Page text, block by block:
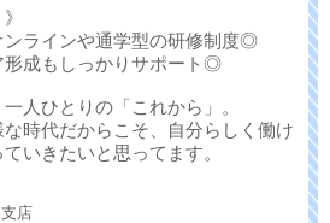
ンラインや通学型の研修制度◎
形成もしっかりサポート◎
人ひとりの「これから」。
時代だからこそ、自分らしく働け
いきたいと思ってます。
店